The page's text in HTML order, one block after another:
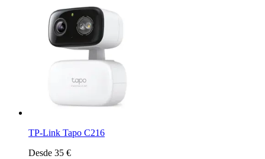
TP-Link Tapo C216
Desde 35 €